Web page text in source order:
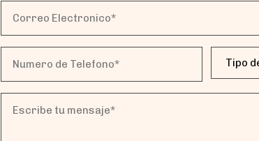
(Obligatorio)
Telefono*
(Obligatorio)
Caso